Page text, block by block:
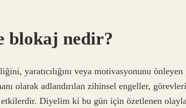
blokaj nedir?
yaratıcılığını veya motivasyonunu
olarak adlandırılan zihinsel engeller,
Diyelim ki bu gün için özetlenen